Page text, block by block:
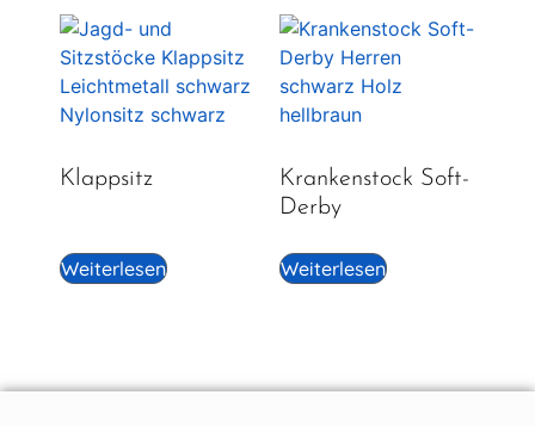
Klappsitz
Weiterlesen
Krankenstock Soft-
Derby
Weiterlesen